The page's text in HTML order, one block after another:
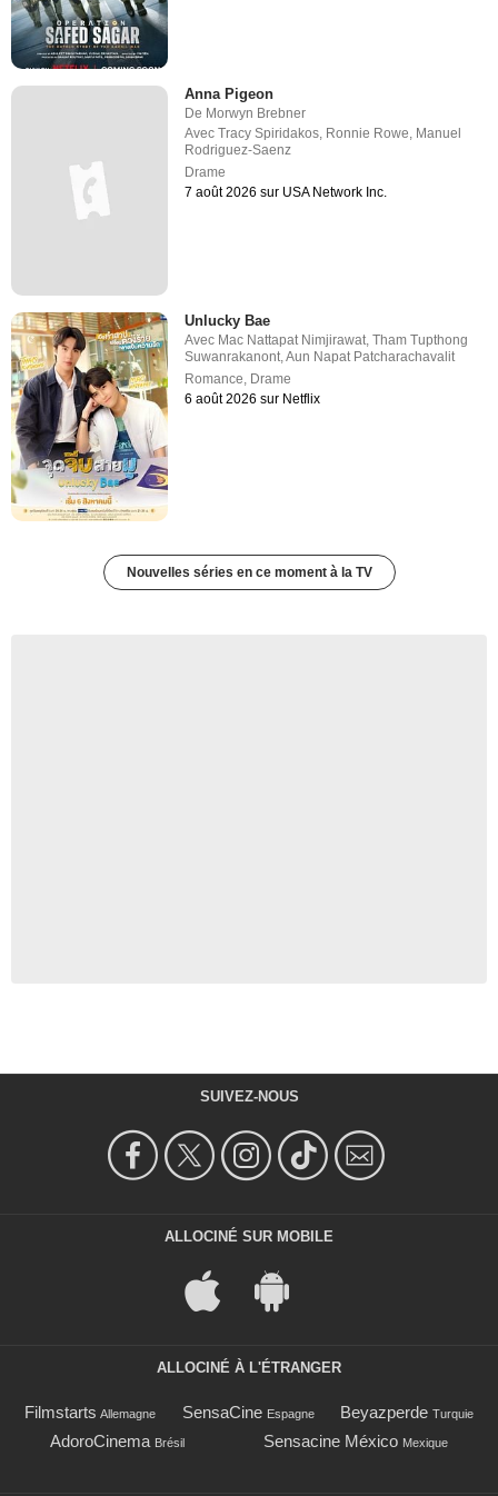
Anna Pigeon
De Morwyn Brebner
AvecTracy Spiridakos, Ronnie Rowe, Manuel
Rodriguez-Saenz
Drame
7 août 2026 sur USA Network Inc.
Unlucky Bae
Avec Mac Nattapat Nimjirawat ,Tham Tupthong
Suwanrakanont ,Aun Napat Patcharachavalit
Romance Drame
6 août 2026 sur Netflix
Nouvelles séries en ce moment à la TV
SUIVEZ-NOUS
ALLOCINÉ SUR MOBILE
ALLOCINÉ À L'ÉTRANGER
Filmstarts Allemagne SensaCine Espagne Beyazperde Turquie
AdoroCinema Brésil Sensacine México Mexique